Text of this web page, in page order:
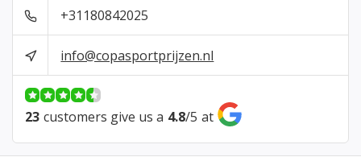
+31180842025
info@copasportprijzen.nl
23 customers give us a 4.8/5 at